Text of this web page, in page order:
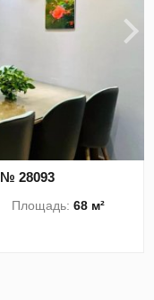
№ 28093
Площадь:68 м²